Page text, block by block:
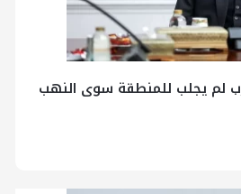
لم يجلب للمنطقة سوى النهب